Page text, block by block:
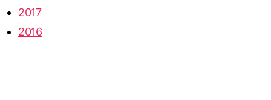
2017
2016